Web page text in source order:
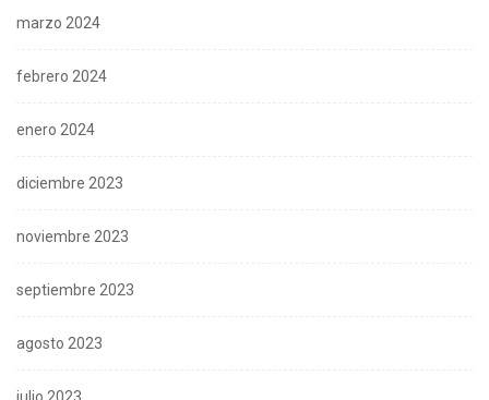
marzo 2024
febrero 2024
enero 2024
diciembre 2023
noviembre 2023
septiembre 2023
agosto 2023